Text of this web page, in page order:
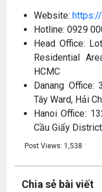
Website:
Hotline: 0929
Head Office:
Residential
HCMC
Danang Office:
Tây Ward, Hải
Hanoi Office:
Cầu Giấy
Post Views: 1,538
Chia sẻ bài viết